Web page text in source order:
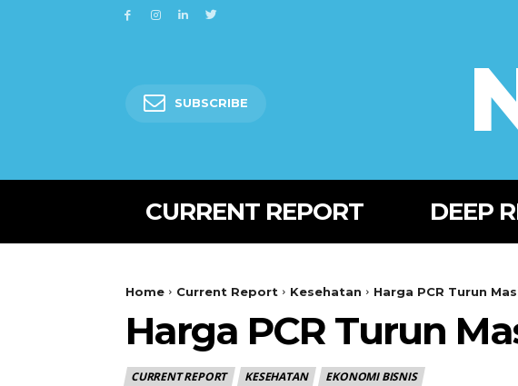
SUBSCRIBE
CURRENT REPORT DEEP
Home Current Report Kesehatan Harga PCR Turun
Harga PCR Turun
CURRENT REPORT KESEHATAN EKONOMI BISNIS